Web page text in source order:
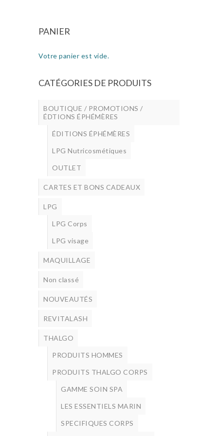
PANIER
Votre panier est vide.
CATÉGORIES DE PRODUITS
BOUTIQUE / PROMOTIONS /
ÉDTIONS ÉPHÉMÈRES
ÉDITIONS ÉPHÉMÈRES
LPG Nutricosmétiques
OUTLET
CARTES ET BONS CADEAUX
LPG
LPG Corps
LPG visage
MAQUILLAGE
Non classé
NOUVEAUTÉS
REVITALASH
THALGO
PRODUITS HOMMES
PRODUITS THALGO CORPS
GAMME SOIN SPA
LES ESSENTIELS MARIN
SPECIFIQUES CORPS